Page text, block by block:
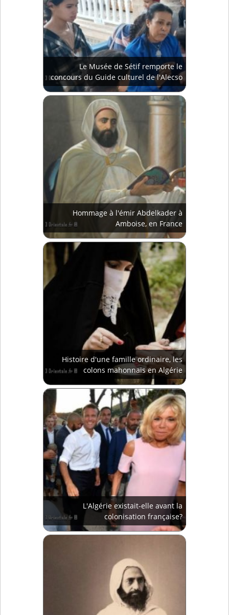
Le Musée de Sétif remporte le
concours du Guide culturel de l'Alecso
Hommage à l'émir Abdelkader à
Amboise, en France
Histoire d'une famille ordinaire, les
colons mahonnais en Algérie
L'Algérie existait-elle avant la
colonisation française?